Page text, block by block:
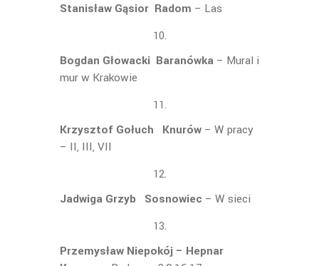
Stanisław Gąsior Radom – Las
Bogdan Głowacki Baranówka – Mural i
mur w Krakowie
Krzysztof Gołuch Knurów – W pracy
– II, III, VII
Jadwiga Grzyb Sosnowiec – W sieci
Przemysław Niepokój – Hepnar